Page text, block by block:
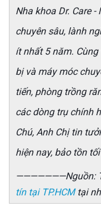
Nha khoa Dr. Care - Implant Clinic sở hữu đội ngũ bác sĩ
chuyên sâu, lành
ít nhất 5 năm.
bị và máy móc
tiến, phòng trồng
các dòng trụ chính
Chú, Anh Chị tin
hiện nay, bảo tồn
———————Nguồn:
tín tại TP.HCMtại